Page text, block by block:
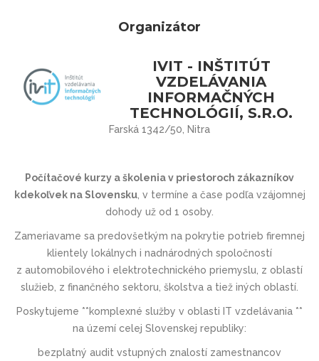
Organizátor
IVIT - INŠTITÚT
VZDELÁVANIA
INFORMAČNÝCH
TECHNOLÓGIÍ, S.R.O.
Farská 1342/50, Nitra
Počítačové kurzy a školenia v priestoroch zákazníkov
kdekoľvek na Slovensku, v termíne a čase podľa vzájomnej
dohody už od 1 osoby.
Zameriavame sa predovšetkým na pokrytie potrieb firemnej
klientely lokálnych i nadnárodných spoločností
z automobilového i elektrotechnic­kého priemyslu, z oblastí
služieb, z finančného sektoru, školstva a tiež iných oblastí.
Poskytujeme **komplexné služby v oblasti IT vzdelávania **
na území celej Slovenskej republiky:
bezplatný audit vstupných znalostí zamestnancov